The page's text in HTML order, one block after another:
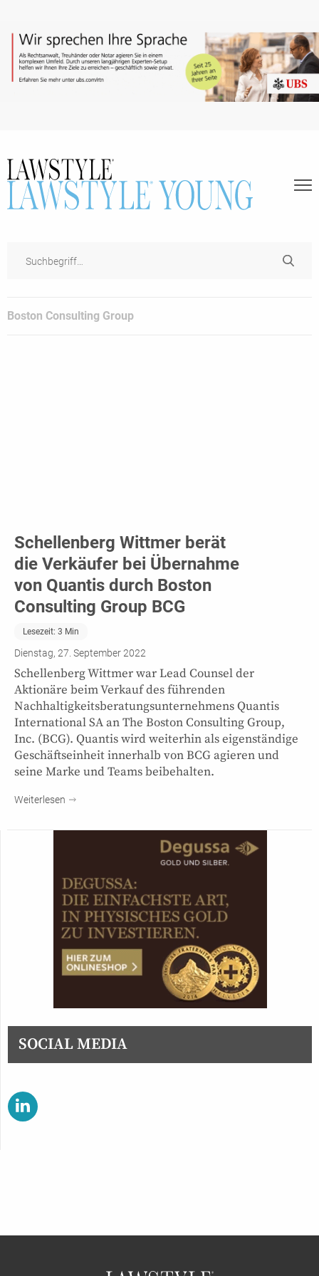
Boston Consulting Group
Schellenberg Wittmer berät
die Verkäufer bei Übernahme
von Quantis durch Boston
Consulting Group BCG
Lesezeit: 3 Min
Dienstag, 27. September 2022
Schellenberg Wittmer war Lead Counsel der
Aktionäre beim Verkauf des führenden
Nachhaltigkeitsberatungsunternehmens Quantis
International SA an The Boston Consulting Group,
Inc. (BCG). Quantis wird weiterhin als eigenständige
Geschäftseinheit innerhalb von BCG agieren und
seine Marke und Teams beibehalten.
Weiterlesen
SOCIAL MEDIA